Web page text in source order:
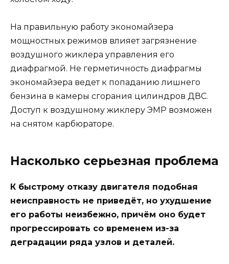
На правильную работу экономайзера
мощностных режимов влияет загрязнение
воздушного жиклера управления его
диафрагмой. Не герметичность диафрагмы
экономайзера ведет к попаданию лишнего
бензина в камеры сгорания цилиндров ДВС.
Доступ к воздушному жиклеру ЭМР возможен
на снятом карбюраторе.
Насколько серьезная проблема
К быстрому отказу двигателя подобная
неисправность не приведёт, но ухудшение
его работы неизбежно, причём оно будет
прогрессировать со временем из-за
деградации ряда узлов и деталей.